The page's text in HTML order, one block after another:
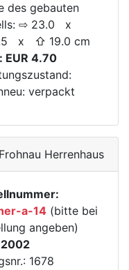
des gebauten
⇨ 23.0 x
x ⇧ 19.0 cm
EUR 4.70
verpackt
Herrenhaus
a-14 (bitte bei
angeben)
2002
1678